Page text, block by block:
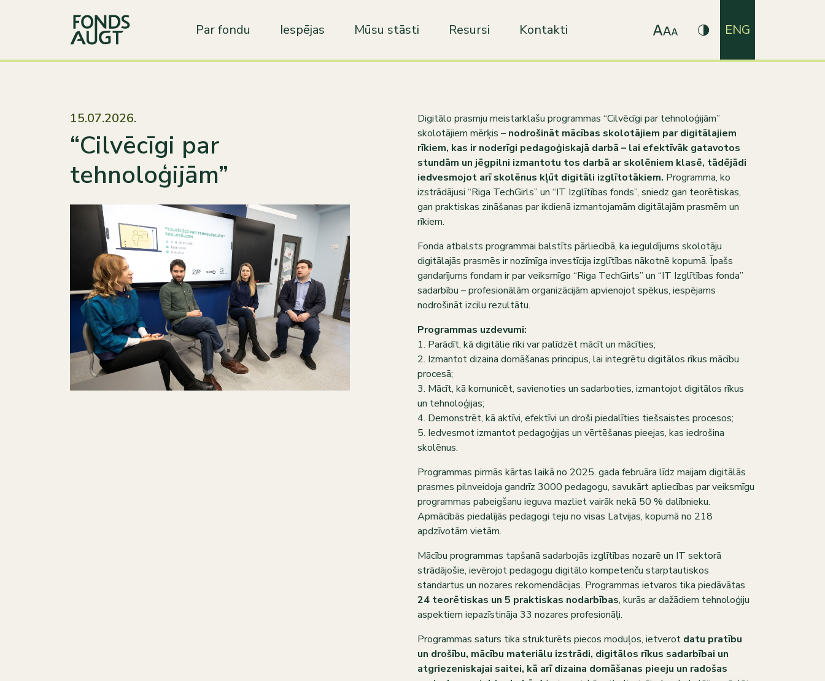
Par fondu Iespējas Mūsu stāsti Resursi Kontakti ENG
15.07.2026.
“Cilvēcīgi par
tehnoloģijām”
Digitālo prasmju meistarklašu programmas “Cilvēcīgi par tehnoloģijām”
skolotājiem mērķis –nodrošināt mācības skolotājiem par digitālajiem
rīkiem, kas ir noderīgi pedagoģiskajā darbā – lai efektīvāk gatavotos
stundām un jēgpilni izmantotu tos darbā ar skolēniem klasē, tādējādi
iedvesmojot arī skolēnus kļūt digitāli izglītotākiem. Programma, ko
izstrādājusi “Riga TechGirls” un “IT Izglītības fonds”, sniedz gan teorētiskas,
gan praktiskas zināšanas par ikdienā izmantojamām digitālajām prasmēm un
rīkiem.
Fonda atbalsts programmai balstīts pārliecībā, ka ieguldījums skolotāju
digitālajās prasmēs ir nozīmīga investīcija izglītības nākotnē kopumā. Īpašs
gandarījums fondam ir par veiksmīgo “Riga TechGirls” un “IT Izglītības fonda”
sadarbību – profesionālām organizācijām apvienojot spēkus, iespējams
nodrošināt izcilu rezultātu.
Programmas uzdevumi:
1. Parādīt, kā digitālie rīki var palīdzēt mācīt un mācīties;
2. Izmantot dizaina domāšanas principus, lai integrētu digitālos rīkus mācību
procesā;
3. Mācīt, kā komunicēt, savienoties un sadarboties, izmantojot digitālos rīkus
un tehnoloģijas;
4. Demonstrēt, kā aktīvi, efektīvi un droši piedalīties tiešsaistes procesos;
5. Iedvesmot izmantot pedagoģijas un vērtēšanas pieejas, kas iedrošina
skolēnus.
Programmas pirmās kārtas laikā no 2025. gada februāra līdz maijam digitālās
prasmes pilnveidoja gandrīz 3000 pedagogu, savukārt apliecības par veiksmīgu
programmas pabeigšanu ieguva mazliet vairāk nekā 50 % dalībnieku.
Apmācībās piedalījās pedagogi teju no visas Latvijas, kopumā no 218
apdzīvotām vietām.
Mācību programmas tapšanā sadarbojās izglītības nozarē un IT sektorā
strādājošie, ievērojot pedagogu digitālo kompetenču starptautiskos
standartus un nozares rekomendācijas. Programmas ietvaros tika piedāvātas
24 teorētiskas un 5 praktiskas nodarbības, kurās ar dažādiem tehnoloģiju
aspektiem iepazīstināja 33 nozares profesionāļi.
Programmas saturs tika strukturēts piecos moduļos, ietverot datu pratību
un drošību, mācību materiālu izstrādi, digitālos rīkus sadarbībai un
atgriezeniskajai saitei, kā arī dizaina domāšanas pieeju un radošas